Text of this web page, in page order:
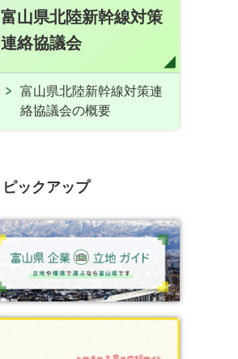
富山県北陸新幹線対策
連絡協議会
富山県北陸新幹線対策連
絡協議会の概要
ピックアップ